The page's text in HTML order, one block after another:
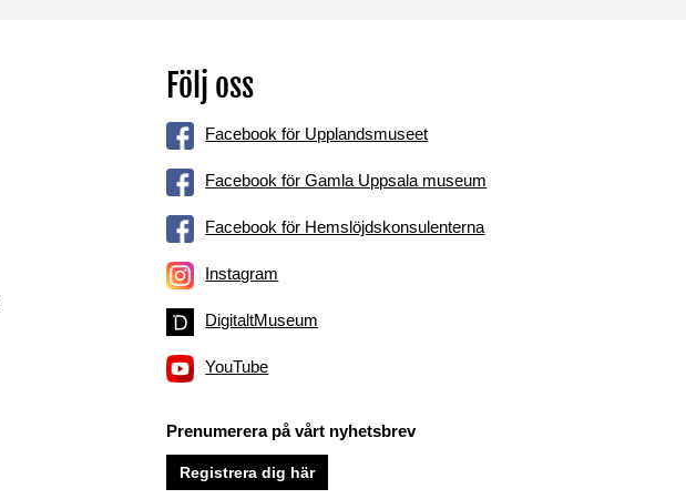
Följ oss
Facebook för Upplandsmuseet
Facebook för Gamla Uppsala museum
Facebook för Hemslöjdskonsulenterna
Instagram
DigitaltMuseum
YouTube
Prenumerera på vårt nyhetsbrev
Registrera dig här